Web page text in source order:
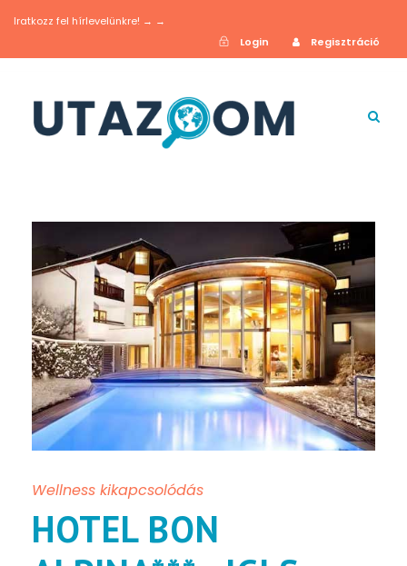
Iratkozz fel hírlevelünkre! → →
Login
Regisztráció
Wellness kikapcsolódás
HOTEL BON